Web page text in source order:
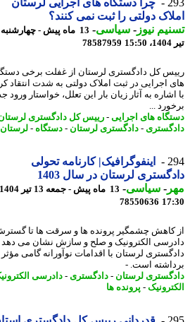
دولتی را ثبت نمی کنند؟
نیوز-سیاسی-
13 ماه پیش - چهارشنبه 18
78587959
کل دادگستری لرستان از غفلت برخی دستگاه
اجرایی در ثبت املاک دولتی به شدت انتقاد کرد و
به آثار زیان بار این تعلل، خواستار ورود جدی
...
های اجرایی- رییس کل دادگستری لرستان-
- دادگستری لرستان-دستگاه-لرستان
اینفوگرافیک| کارنامه تحولی
لرستان در سال 1403
-سیاسی-
13 ماه پیش - جمعه 13 تیر 1404،
78550636
چشمگیر پرونده ها و سرقت ها تا گسترش
الکترونیک و صلح و سازش نشان می دهد که
لرستان با اقدامات نوآورانه گامی مؤثر در
است. -
لرستان-دادگستری- دادرسی الکترونیک-
-پرونده ها